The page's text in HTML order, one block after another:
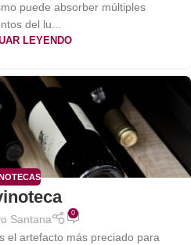
puede absorber múltiples
del lu...
LEYENDO
Santana 0
el artefacto más preciado para